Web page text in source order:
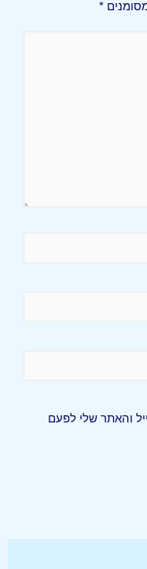
*
והאתר שלי לפעם